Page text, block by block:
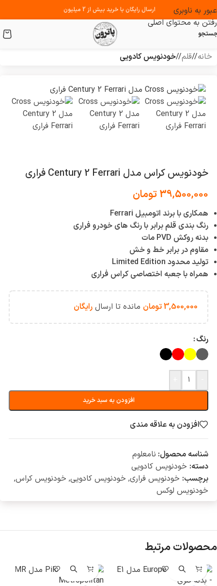
عبور به ناوبری
رفتن به محتوای اصلی
ارسال رایگان با خرید بیش از 2 میلیون
خانه/ قلم/ خودنویس کادویی
خودنویس کراس مدل Century 2 Ferrari فراری
39,500,000تومان
همکاری با برند اتومبیل Ferrari
رنگ بندی قلم برابر با رنگ های خودرو فراری
بدنه روکش PVD مات
مقاوم در برابر خط و خش
تولید محدود Limited Edition
همراه با جعبه اختصاصی کراس فراری
3,500,000تومان مانده تا ارسال رایگان
رنگ
افزودن به سبد خرید
افزودن به علاقه مندی
شناسه محصول: نامعلوم
دسته: خودنویس کادویی
برچسب: خودنویس فراری, خودنویس کادویی, خودنویس کراس,
خودنویس لوکس
محصولات مرتبط